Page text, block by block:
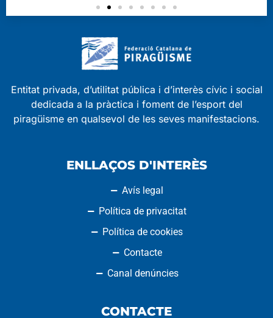
Entitat privada, d’utilitat pública i d’interès cívic i social
dedicada a la pràctica i foment de l’esport del
piragüisme en qualsevol de les seves manifestacions.
ENLLAÇOS D'INTERÈS
Avís legal
Política de privacitat
Política de cookies
Contacte
Canal denúncies
CONTACTE